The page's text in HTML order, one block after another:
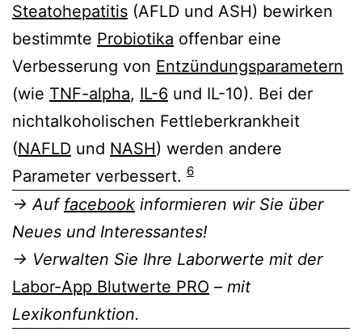
Steatohepatitis (AFLD und ASH) bewirken
bestimmte Probiotika offenbar eine
Verbesserung von Entzündungsparametern
(wie TNF-alpha, IL-6 und IL-10). Bei der
nichtalkoholischen Fettleberkrankheit
(NAFLD und NASH) werden andere
Parameter verbessert. 6
→ Auf facebook informieren wir Sie über
Neues und Interessantes!
→ Verwalten Sie Ihre Laborwerte mit der
Labor-App Blutwerte PRO – mit
Lexikonfunktion.